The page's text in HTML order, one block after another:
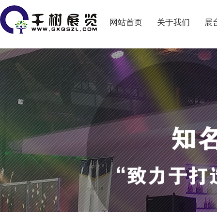
网站首页 关于我们 展